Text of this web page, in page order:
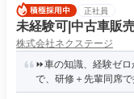
正社員
未経験可|中古車販
株式会社ネクステージ
⏩️車の知識、経験ゼ
で、研修＋先輩同席